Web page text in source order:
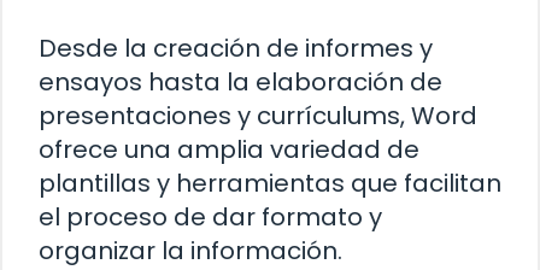
Desde la creación de informes y
ensayos hasta la elaboración de
presentaciones y currículums, Word
ofrece una amplia variedad de
plantillas y herramientas que facilitan
el proceso de dar formato y
organizar la información.